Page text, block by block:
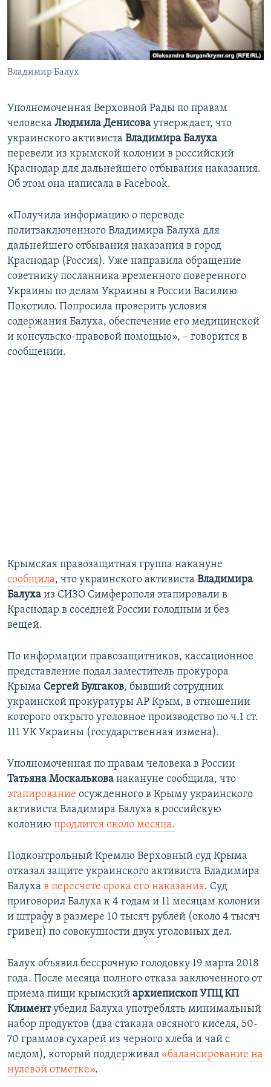
ПОБЕДИТЕЛЕЙ НЕ СУДЯТ?
КРЫМ.НЕПОКОРЕННЫЙ
УКРАИНСКАЯ ПРОБЛЕМА КРЫМА
ПРИСОЕДИНЯЙТЕСЬ!
Владимир Балух
Уполномоченная Верховной Рады по правам
человека Людмила Денисова утверждает, что
украинского активиста Владимира Балуха
перевели из крымской колонии в российский
Краснодар для дальнейшего отбывания наказания.
Об этом она написала в Facebook.
«Получила информацию о переводе
политзаключенного Владимира Балуха для
дальнейшего отбывания наказания в город
Краснодар (Россия). Уже направила обращение
советнику посланника временного поверенного
Украины по делам Украины в России Василию
Покотило. Попросила проверить условия
содержания Балуха, обеспечение его медицинской
и консульско-правовой помощью», – говорится в
сообщении.
Крымская правозащитная группа накануне
сообщила, что украинского активиста Владимира
Балуха из СИЗО Симферополя этапировали в
Краснодар в соседней России голодным и без
вещей.
По информации правозащитников, кассационное
представление подал заместитель прокурора
Крыма Сергей Булгаков, бывший сотрудник
украинской прокуратуры АР Крым, в отношении
которого открыто уголовное производство по ч.1 ст.
111 УК Украины (государственная измена).
Уполномоченная по правам человека в России
Татьяна Москалькова накануне сообщила, что
этапирование осужденного в Крыму украинского
активиста Владимира Балуха в российскую
колонию продлится около месяца.
Подконтрольный Кремлю Верховный суд Крыма
отказал защите украинского активиста Владимира
Балуха в пересчете срока его наказания. Суд
приговорил Балуха к 4 годам и 11 месяцам колонии
и штрафу в размере 10 тысяч рублей (около 4 тысяч
гривен) по совокупности двух уголовных дел.
Балух объявил бессрочную голодовку 19 марта 2018
года. После месяца полного отказа заключенного от
приема пищи крымский архиепископ УПЦ КП
Климентубедил Балуха употреблять минимальный
набор продуктов (два стакана овсяного киселя, 50-
70 граммов сухарей из черного хлеба и чай с
медом), который поддерживал «балансирование на
нулевой отметке».